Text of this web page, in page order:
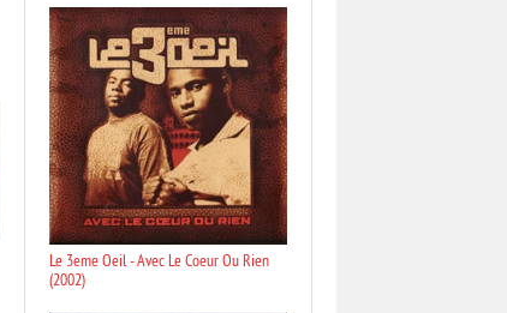
Le 3eme Oeil - Avec Le Coeur Ou Rien
(2002)